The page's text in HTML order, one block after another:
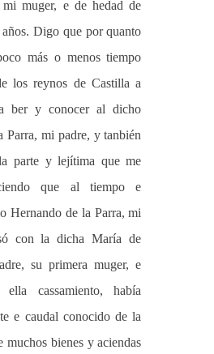
muger, e de hedad de
años. Digo que por quanto
más o menos tiempo
los reynos de Castilla a
ber y conocer al dicho
Parra, mi padre, y tanbién
parte y lejítima que me
que al tiempo e
Hernando de la Parra, mi
con la dicha María de
su primera muger, e
cassamiento, había
e caudal conocido de la
muchos bienes y aciendas